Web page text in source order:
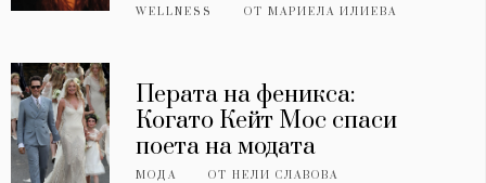
WELLNESS ОТМАРИЕЛА ИЛИЕВА
Перата на феникса:
Когато Кейт Мос спаси
поета на модата
МОДА ОТНЕЛИ СЛАВОВА